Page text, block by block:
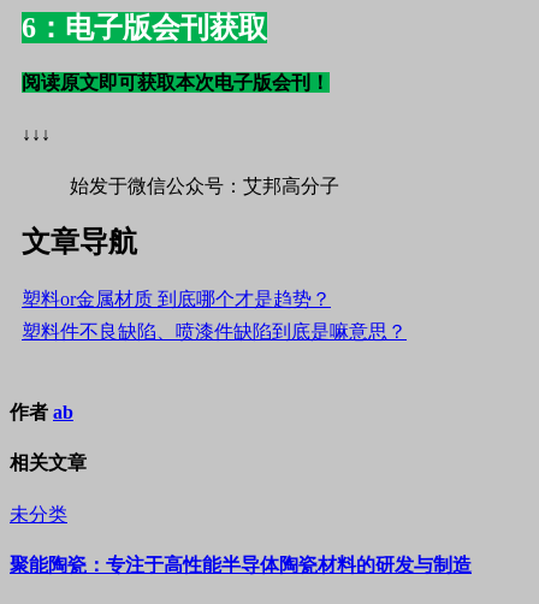
6：电子版会刊获取
阅读原文即可获取本次电子版会刊！
↓↓↓
始发于微信公众号：艾邦高分子
文章导航
塑料or金属材质 到底哪个才是趋势？
塑料件不良缺陷、喷漆件缺陷到底是嘛意思？
作者 ab
相关文章
未分类
聚能陶瓷：专注于高性能半导体陶瓷材料的研发与制造